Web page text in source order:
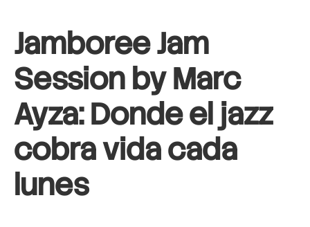
Jamboree Jam
Session by Marc
Ayza: Donde el jazz
cobra vida cada
lunes